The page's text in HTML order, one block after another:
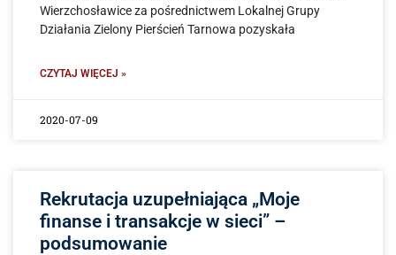
Wierzchosławice za pośrednictwem Lokalnej Grupy
Działania Zielony Pierścień Tarnowa pozyskała
CZYTAJ WIĘCEJ »
2020-07-09
Rekrutacja uzupełniająca „Moje
finanse i transakcje w sieci” –
podsumowanie